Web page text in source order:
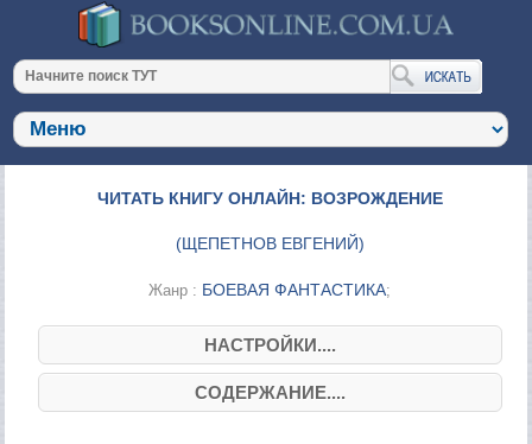
ЧИТАТЬ КНИГУ ОНЛАЙН: ВОЗРОЖДЕНИЕ
(ЩЕПЕТНОВ ЕВГЕНИЙ)
Жанр : БОЕВАЯ ФАНТАСТИКА;
НАСТРОЙКИ....
СОДЕРЖАНИЕ....